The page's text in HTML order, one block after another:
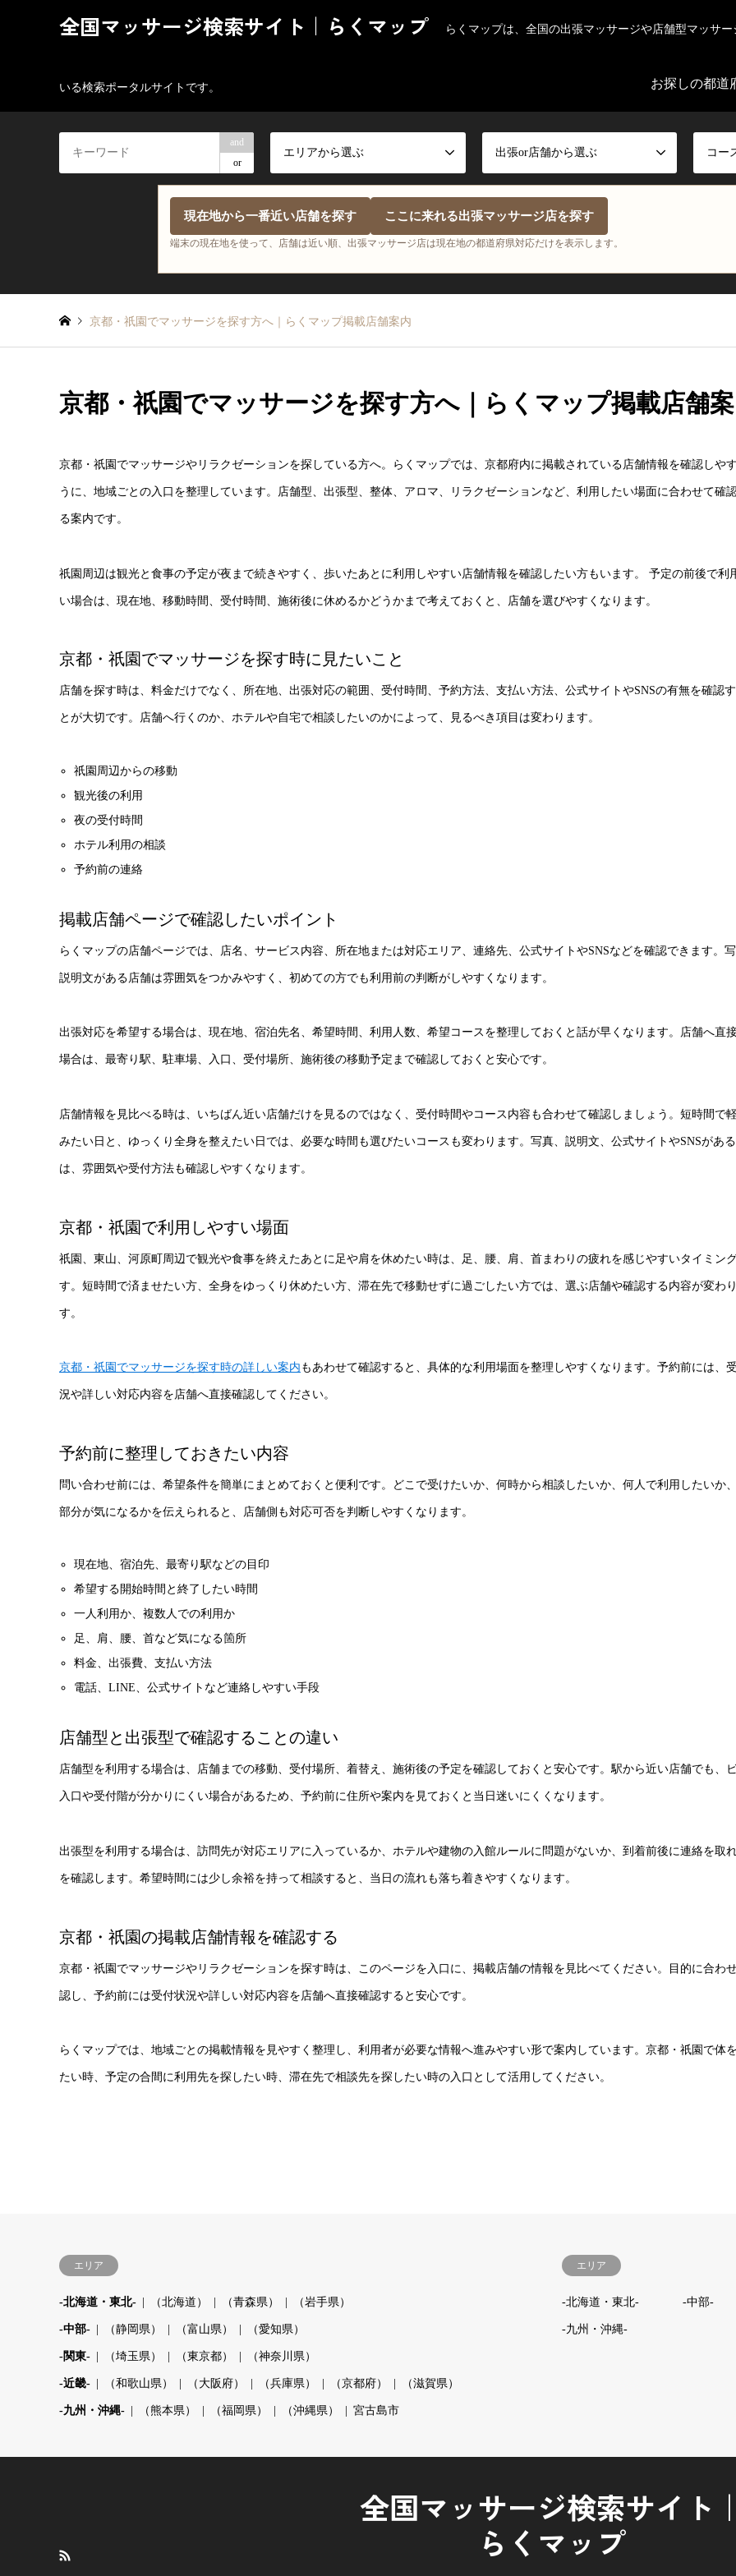
全国マッサージ検索サイト｜らくマップ らくマップは、全国の出張マッサージや店舗型マッサ
いる検索ポータルサイトです。 お探しの都道
and
or
エリアから選ぶ 出張or店舗から選ぶ コー
現在地から一番近い店舗を探す ここに来れる出張マッサージ店を探す
端末の現在地を使って、店舗は近い順、出張マッサージ店は現在地の都道府県対応だけを表示します。
京都・祇園でマッサージを探す方へ｜らくマップ掲載店舗案内
京都・祇園でマッサージを探す方へ｜らくマップ掲載店舗
京都・祇園でマッサージやリラクゼーションを探している方へ。らくマップでは、京都府内に掲載されている店舗情報を確認しや
うに、地域ごとの入口を整理しています。店舗型、出張型、整体、アロマ、リラクゼーションなど、利用したい場面に合わせて確
る案内です。
祇園周辺は観光と食事の予定が夜まで続きやすく、歩いたあとに利用しやすい店舗情報を確認したい方もいます。 予定の前後で利
い場合は、現在地、移動時間、受付時間、施術後に休めるかどうかまで考えておくと、店舗を選びやすくなります。
京都・祇園でマッサージを探す時に見たいこと
店舗を探す時は、料金だけでなく、所在地、出張対応の範囲、受付時間、予約方法、支払い方法、公式サイトやSNSの有無を確認す
とが大切です。店舗へ行くのか、ホテルや自宅で相談したいのかによって、見るべき項目は変わります。
祇園周辺からの移動
観光後の利用
夜の受付時間
ホテル利用の相談
予約前の連絡
掲載店舗ページで確認したいポイント
らくマップの店舗ページでは、店名、サービス内容、所在地または対応エリア、連絡先、公式サイトやSNSなどを確認できます。
説明文がある店舗は雰囲気をつかみやすく、初めての方でも利用前の判断がしやすくなります。
出張対応を希望する場合は、現在地、宿泊先名、希望時間、利用人数、希望コースを整理しておくと話が早くなります。店舗へ直接
場合は、最寄り駅、駐車場、入口、受付場所、施術後の移動予定まで確認しておくと安心です。
店舗情報を見比べる時は、いちばん近い店舗だけを見るのではなく、受付時間やコース内容も合わせて確認しましょう。短時間で
みたい日と、ゆっくり全身を整えたい日では、必要な時間も選びたいコースも変わります。写真、説明文、公式サイトやSNSがあ
は、雰囲気や受付方法も確認しやすくなります。
京都・祇園で利用しやすい場面
祇園、東山、河原町周辺で観光や食事を終えたあとに足や肩を休めたい時は、足、腰、肩、首まわりの疲れを感じやすいタイミン
す。短時間で済ませたい方、全身をゆっくり休めたい方、滞在先で移動せずに過ごしたい方では、選ぶ店舗や確認する内容が変わ
す。
京都・祇園でマッサージを探す時の詳しい案内 もあわせて確認すると、具体的な利用場面を整理しやすくなります。予約前には、
況や詳しい対応内容を店舗へ直接確認してください。
予約前に整理しておきたい内容
問い合わせ前には、希望条件を簡単にまとめておくと便利です。どこで受けたいか、何時から相談したいか、何人で利用したいか
部分が気になるかを伝えられると、店舗側も対応可否を判断しやすくなります。
現在地、宿泊先、最寄り駅などの目印
希望する開始時間と終了したい時間
一人利用か、複数人での利用か
足、肩、腰、首など気になる箇所
料金、出張費、支払い方法
電話、LINE、公式サイトなど連絡しやすい手段
店舗型と出張型で確認することの違い
店舗型を利用する場合は、店舗までの移動、受付場所、着替え、施術後の予定を確認しておくと安心です。駅から近い店舗でも、
入口や受付階が分かりにくい場合があるため、予約前に住所や案内を見ておくと当日迷いにくくなります。
出張型を利用する場合は、訪問先が対応エリアに入っているか、ホテルや建物の入館ルールに問題がないか、到着前後に連絡を取
を確認します。希望時間には少し余裕を持って相談すると、当日の流れも落ち着きやすくなります。
京都・祇園の掲載店舗情報を確認する
京都・祇園でマッサージやリラクゼーションを探す時は、このページを入口に、掲載店舗の情報を見比べてください。目的に合わ
認し、予約前には受付状況や詳しい対応内容を店舗へ直接確認すると安心です。
らくマップでは、地域ごとの掲載情報を見やすく整理し、利用者が必要な情報へ進みやすい形で案内しています。京都・祇園で体
たい時、予定の合間に利用先を探したい時、滞在先で相談先を探したい時の入口として活用してください。
エリア
-北海道・東北- （北海道） （青森県） （岩手県）
-中部- （静岡県） （富山県） （愛知県）
-関東- （埼玉県） （東京都） （神奈川県）
-近畿- （和歌山県） （大阪府） （兵庫県） （京都府） （滋賀県）
-九州・沖縄- （熊本県） （福岡県） （沖縄県） 宮古島市
エリア
-北海道・東北- -中部-
-九州・沖縄-
全国マッサージ検索サイト｜
らくマップ